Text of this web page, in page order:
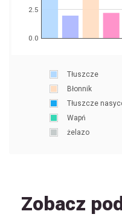
0.0
2.5
Tłuszcze
Błonnik
Tłuszcze
Wapń
żelazo
Zobacz